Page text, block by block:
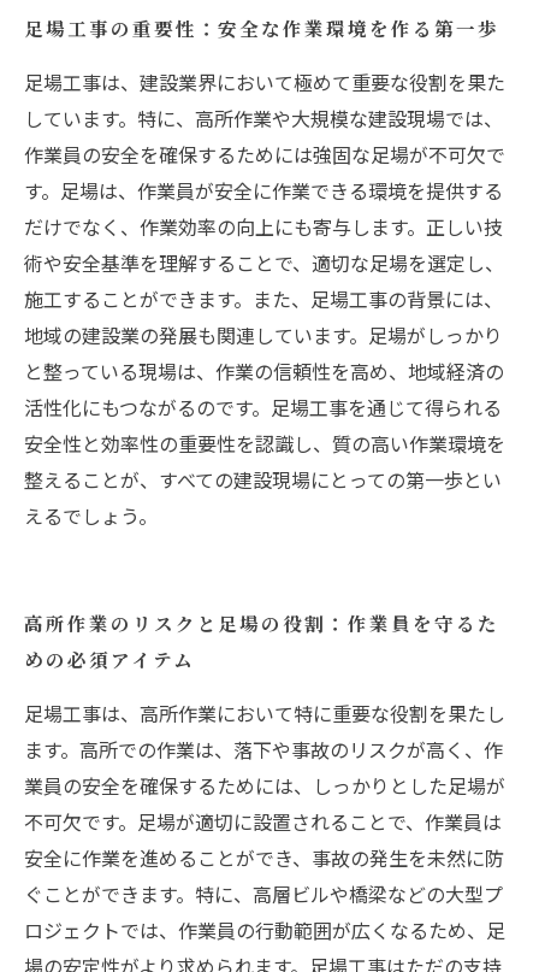
足場工事の成功事例：安全性と効率性を両立さ
せた現場
足場工事の未来：技術革新がもたらす新たな可
能性
正しい足場選択で作業環境を改善し、安全性を
向上させる方法
足場工事の重要性：安全な作業環境を作る第一歩
足場工事は、建設業界において極めて重要な役割を果た
しています。特に、高所作業や大規模な建設現場では、
作業員の安全を確保するためには強固な足場が不可欠で
す。足場は、作業員が安全に作業できる環境を提供する
だけでなく、作業効率の向上にも寄与します。正しい技
術や安全基準を理解することで、適切な足場を選定し、
施工することができます。また、足場工事の背景には、
地域の建設業の発展も関連しています。足場がしっかり
と整っている現場は、作業の信頼性を高め、地域経済の
活性化にもつながるのです。足場工事を通じて得られる
安全性と効率性の重要性を認識し、質の高い作業環境を
整えることが、すべての建設現場にとっての第一歩とい
えるでしょう。
高所作業のリスクと足場の役割：作業員を守るた
めの必須アイテム
足場工事は、高所作業において特に重要な役割を果たし
ます。高所での作業は、落下や事故のリスクが高く、作
業員の安全を確保するためには、しっかりとした足場が
不可欠です。足場が適切に設置されることで、作業員は
安全に作業を進めることができ、事故の発生を未然に防
ぐことができます。特に、高層ビルや橋梁などの大型プ
ロジェクトでは、作業員の行動範囲が広くなるため、足
場の安定性がより求められます。足場工事はただの支持